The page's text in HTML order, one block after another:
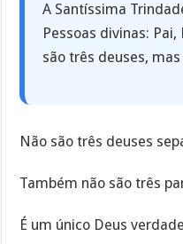
A Santíssima
Pessoas divinas:
são três deuses,
Não são três deuses
Também não são três
É um único Deus